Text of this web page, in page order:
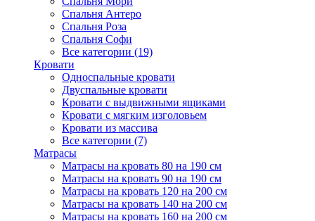
Спальня Антеро
Спальня Роза
Спальня Софи
Все категории (19)
Кровати
Односпальные кровати
Двуспальные кровати
Кровати с выдвижными ящиками
Кровати с мягким изголовьем
Кровати из массива
Все категории (7)
Матрасы
Матрасы на кровать 80 на 190 см
Матрасы на кровать 90 на 190 см
Матрасы на кровать 120 на 200 см
Матрасы на кровать 140 на 200 см
Матрасы на кровать 160 на 200 см